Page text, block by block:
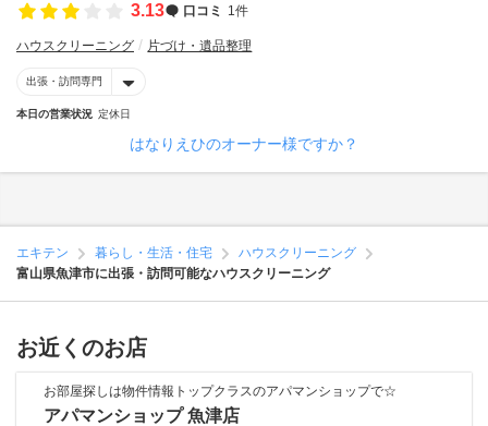
3.13
口コミ 1件
ハウスクリーニング 片づけ・遺品整理
出張・訪問専門
本日の営業状況 定休日
はなりえひのオーナー様ですか？
エキテン 暮らし・生活・住宅
ハウスクリーニング
富山県魚津市に出張・訪問可能なハウスクリーニング
お近くのお店
お部屋探しは物件情報トップクラスのアパマンショップで☆
アパマンショップ 魚津店